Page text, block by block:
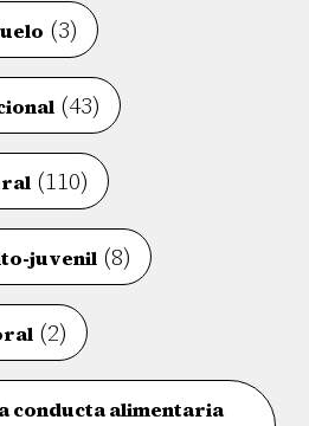
(3)
(43)
(110)
juvenil (8)
(2)
conducta alimentaria